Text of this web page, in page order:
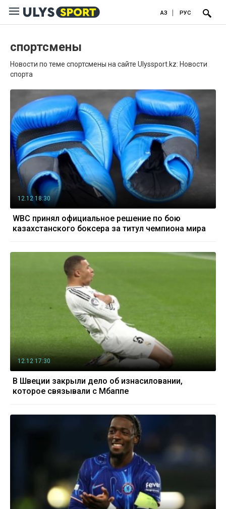
ҚАЗ РУС
спортсмены
Новости по теме спортсмены на сайте Ulyssport.kz: Новости
спорта
12.12 18:30
WBC принял официальное решение по бою
казахстанского боксера за титул чемпиона мира
12.12 17:30
В Швеции закрыли дело об изнасиловании,
которое связывали с Мбаппе